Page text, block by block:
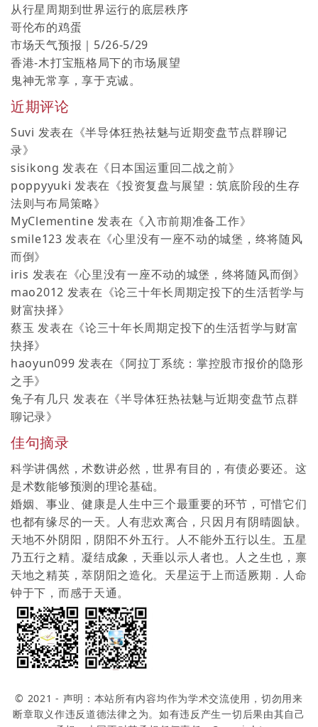
从行星周期到世界运行的底层秩序
哥伦布的鸡蛋
市场天气预报｜5/26-5/29
香港-木打宝瓶格局下的市场展望
鬼神无常享，享于克诚。
近期评论
Suvi 发表在《半导体狂热祛魅与近期变盘节点群聊记
录》
sisikong 发表在《日本国运重回二战之前》
poppyyuki 发表在《投资复盘与展望：筑底阶段的生存
法则与布局策略》
MyClementine 发表在《入市前期准备工作》
smile123 发表在《心里没有一座不动的城堡，终将随风
而倒》
iris 发表在《心里没有一座不动的城堡，终将随风而倒》
mao2012 发表在《论三十年长周期定投下的生活哲学与
财富抉择》
蔡玉 发表在《论三十年长周期定投下的生活哲学与财富
抉择》
haoyun099 发表在《阿拉丁系统：掌控股市报价的隐形
之手》
兔子有几只 发表在《半导体狂热祛魅与近期变盘节点群
聊记录》
佳句摘录
科学讲偶然，术数讲必然，世界有目的，有债必要还。这
是术数能够预测的理论基础。
婚姻、事业、健康是人生中三个最重要的环节，可惜它们
也都有缘尽的一天。人有悲欢离合，只因月有阴晴圆缺。
天地不外阴阳，阴阳不外五行。人不能外五行以生。五星
乃五行之精。凝结成象，天垂以示人者也。人之生也，禀
天地之精英，萃阴阳之造化。天星运于上而适厥期．人命
钟于下，而感于天通。
© 2021 - 声明：本站所有内容均作为学术交流使用，切勿用来
断章取义作违反道德法律之为。如有违反产生一切后果由其自己